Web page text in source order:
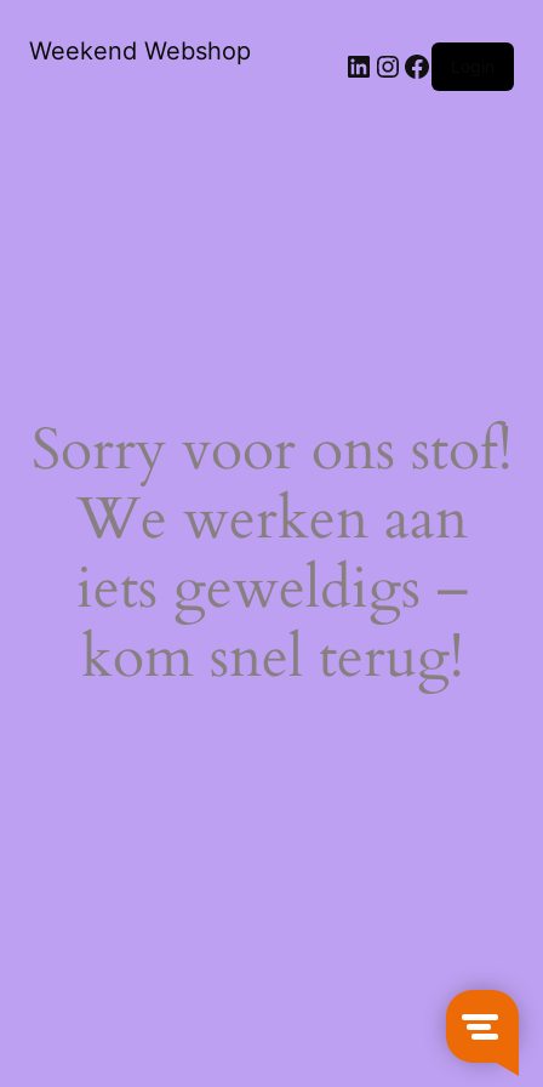
Weekend Webshop LinkedIn
Instagram
Facebook
Sorry voor ons stof!
We werken aan
iets geweldigs –
kom snel terug!